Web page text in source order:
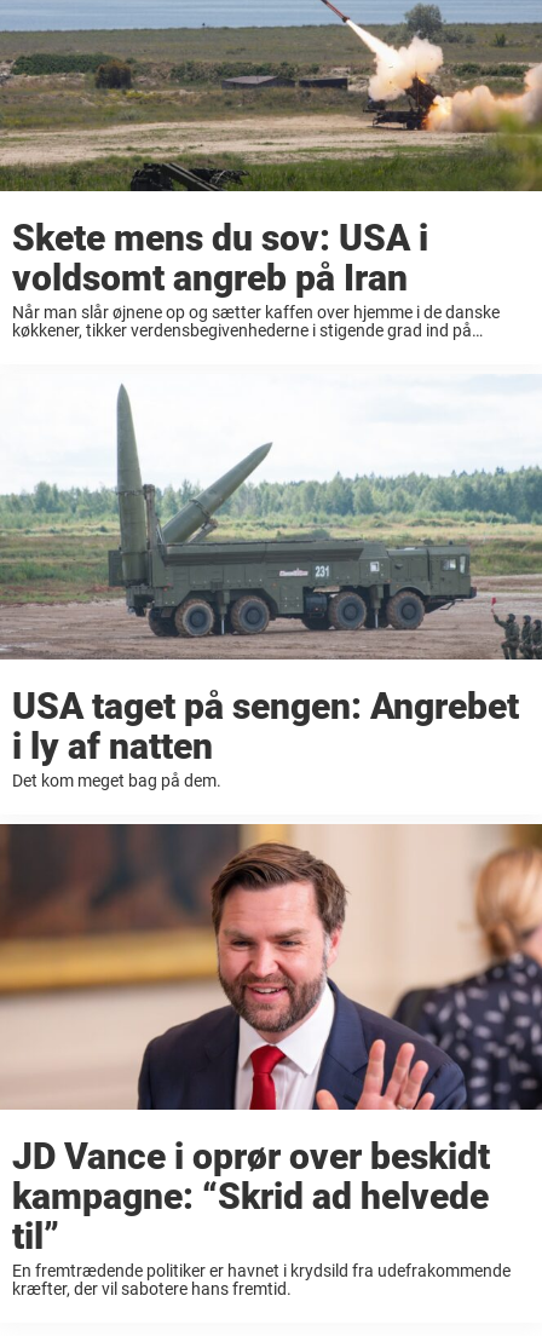
Skete mens du sov: USA i
voldsomt angreb på Iran
Når man slår øjnene op og sætter kaffen over hjemme i de danske
køkkener, tikker verdensbegivenhederne i stigende grad ind på
USA taget på sengen: Angrebet
i ly af natten
Det kom meget bag på dem.
JD Vance i oprør over beskidt
kampagne: “Skrid ad helvede
til”
En fremtrædende politiker er havnet i krydsild fra udefrakommende
kræfter, der vil sabotere hans fremtid.